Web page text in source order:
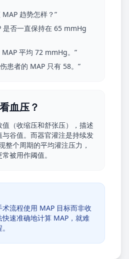
MAP 趋势怎样？”
是否一直保持在 65 mmHg
MAP 平均 72 mmHg。”
患者的 MAP 只有 58。”
血压？
（收缩压和舒张压），描述
谷值。而器官灌注是持续发
整个周期的平均灌注压力，
被用作阈值。
流程使用 MAP 目标而非收
速准确地计算 MAP，就难